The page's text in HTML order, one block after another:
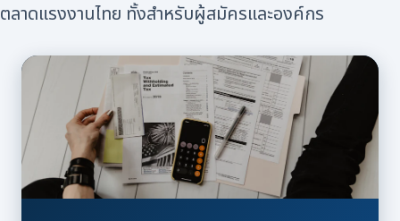
ตลาดแรงงานไทย ทั้งสำหรับผู้สมัครและองค์กร